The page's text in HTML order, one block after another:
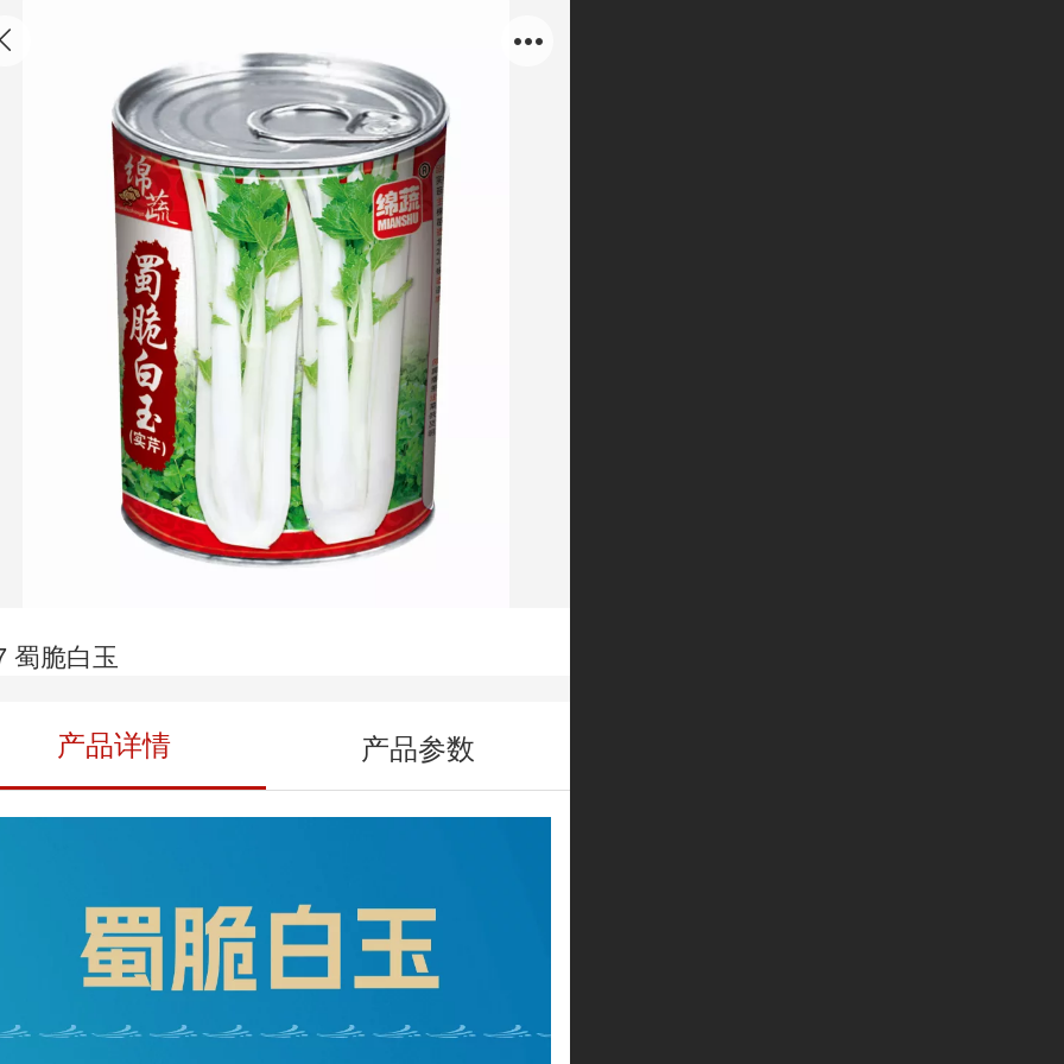
蜀脆白玉
产品详情 产品参数